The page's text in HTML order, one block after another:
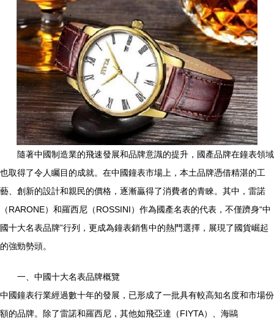
隨著中國制造業的飛速發展和品牌意識的提升，國產品牌在鐘表領域
也取得了令人矚目的成就。在中國鐘表市場上，本土品牌憑借精湛的工
藝、創新的設計和親民的價格，逐漸贏得了消費者的青睞。其中，雷諾
（RARONE）和羅西尼（ROSSINI）作為國產名表的代表，不僅躋身“中
國十大名表品牌”行列，更成為鐘表銷售中的熱門選擇，展現了國貨崛起
的強勁勢頭。
一、中國十大名表品牌概覽
中國鐘表行業經過數十年的發展，已形成了一批具有較高知名度和市場份
額的品牌。除了雷諾和羅西尼，其他如飛亞達（FIYTA）、海鷗